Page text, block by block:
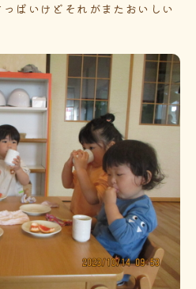
ぱいけどそれがまたおいしい